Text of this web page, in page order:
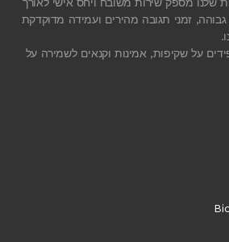
זמני תגובה מהירים ועמידה מדוקדקת
על שקיפות, אמינות וקנאים לשמירה על